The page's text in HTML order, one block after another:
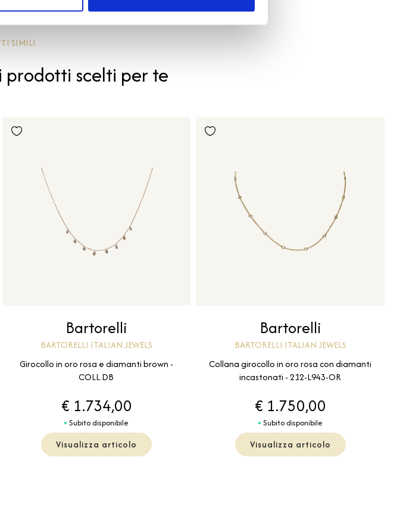
SIMILI
prodotti scelti per te
Bartorelli
BARTORELLI ITALIAN JEWELS
Girocollo in oro rosa e diamanti brown -
COLL.DB
€ 1.734,00
Subito disponibile
Visualizza articolo
Bartorelli
BARTORELLI ITALIAN JEWELS
Collana girocollo in oro rosa con diamanti
incastonati - 212-L943-OR
€ 1.750,00
Subito disponibile
Visualizza articolo